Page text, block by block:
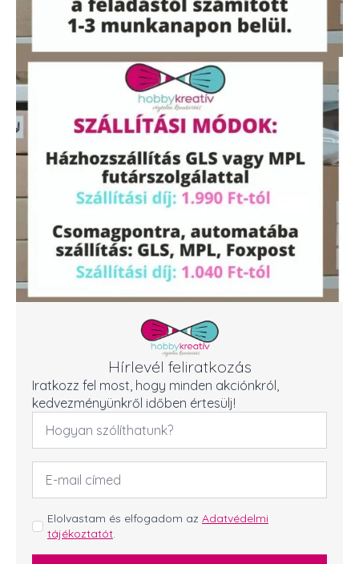
Hírlevél feliratkozás
Iratkozz fel most, hogy minden akciónkról,
kedvezményünkről időben értesülj!
Név
Email
cím
GDPR
*
Elolvastam és elfogadom az Adatvédelmi
tájékoztatót.